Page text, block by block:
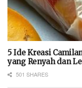
5 Ide Kreasi
yang Renyah dan
501 SHARES